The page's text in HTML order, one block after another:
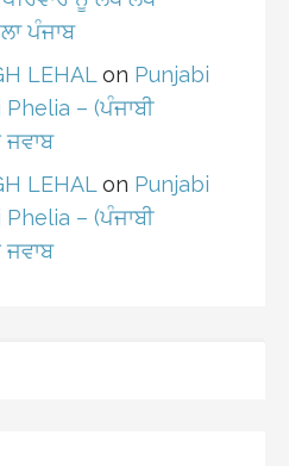
ਪੰਜਾਬ
LEHAL on Punjabi
– (ਪੰਜਾਬੀ
ਜਵਾਬ
LEHAL on Punjabi
– (ਪੰਜਾਬੀ
ਜਵਾਬ